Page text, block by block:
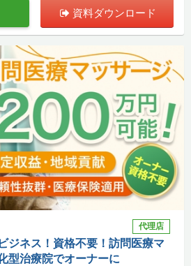
資料ダウンロード
代理店
ジネス！資格不要！訪問医療マ
型治療院でオーナーに